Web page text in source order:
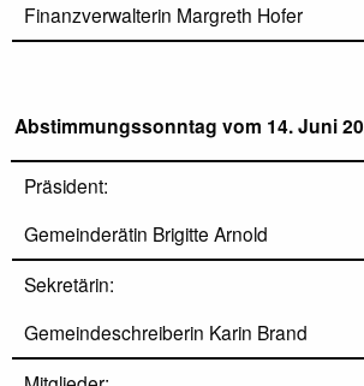
Finanzverwalterin Margreth Hofer
Abstimmungssonntag vom 14. Juni
Präsident:
Gemeinderätin Brigitte Arnold
Sekretärin:
Gemeindeschreiberin Karin Brand